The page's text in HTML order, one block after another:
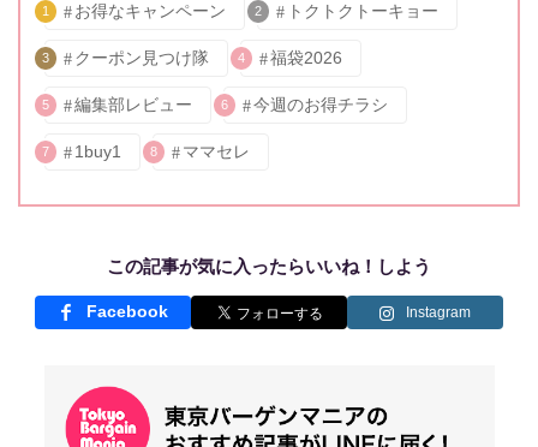
1 お得なキャンペーン 2 トクトクトーキョー
3 クーポン見つけ隊 4 福袋2026
5 編集部レビュー 6 今週のお得チラシ
7 1buy1 8 ママセレ
この記事が気に入ったらいいね！しよう
Facebook Instagram